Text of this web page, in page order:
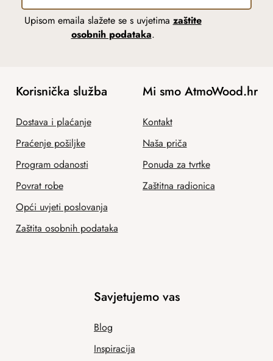
Upisom emaila slažete se s uvjetima zaštite
osobnih podataka.
Korisnička služba
Dostava i plaćanje
Praćenje pošiljke
Program odanosti
Povrat robe
Opći uvjeti poslovanja
Zaštita osobnih podataka
Mi smo AtmoWood.hr
Kontakt
Naša priča
Ponuda za tvrtke
Zaštitna radionica
Savjetujemo vas
Blog
Inspiracija